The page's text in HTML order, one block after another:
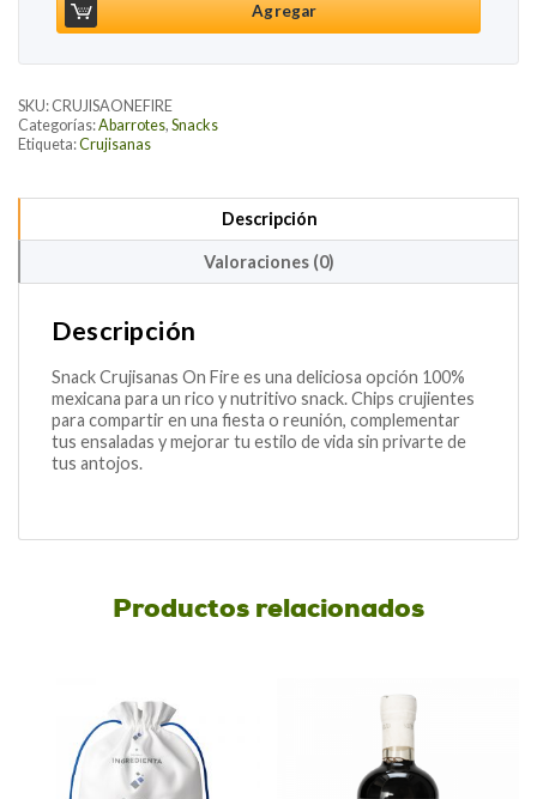
Agregar
SKU: CRUJISAONEFIRE
Categorías:Abarrotes, Snacks
Etiqueta:Crujisanas
Descripción
Valoraciones (0)
Descripción
Snack Crujisanas On Fire es una deliciosa opción 100%
mexicana para un rico y nutritivo snack. Chips crujientes
para compartir en una fiesta o reunión, complementar
tus ensaladas y mejorar tu estilo de vida sin privarte de
tus antojos.
Productos relacionados